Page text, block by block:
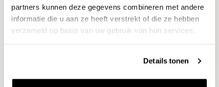
partners kunnen deze gegevens combineren met andere
informatie die u aan ze heeft verstrekt of die ze hebben
verzameld op basis van uw gebruik van hun services.
Details tonen
Aanmelden